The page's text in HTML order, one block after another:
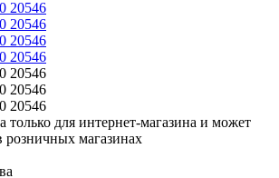
только для интернет-магазина и может
розничных магазинах